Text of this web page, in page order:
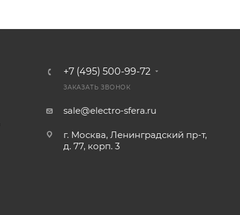
+7 (495) 500-99-72
ЗАКАЗАТЬ ЗВОНОК
sale@electro-sfera.ru
г. Москва, Ленинградский пр-т,
д. 77, корп. 3